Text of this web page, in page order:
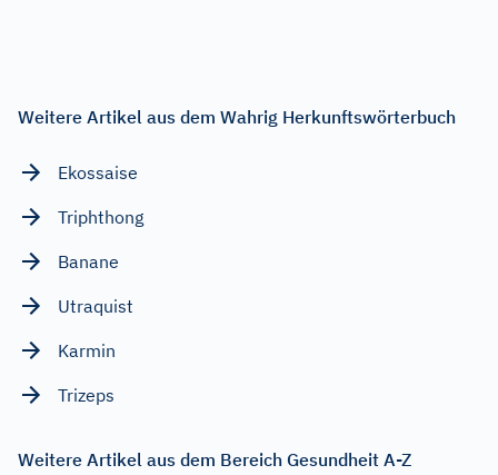
Weitere Artikel aus dem Wahrig Herkunftswörterbuch
Ekossaise
Triphthong
Banane
Utraquist
Karmin
Trizeps
Weitere Artikel aus dem Bereich Gesundheit A-Z